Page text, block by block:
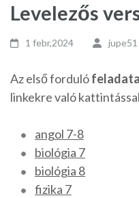
Levelezős
1 febr,2024 jupe51
Az első forduló
linkekre való
angol 7-8
biológia 7
biológia 8
fizika 7